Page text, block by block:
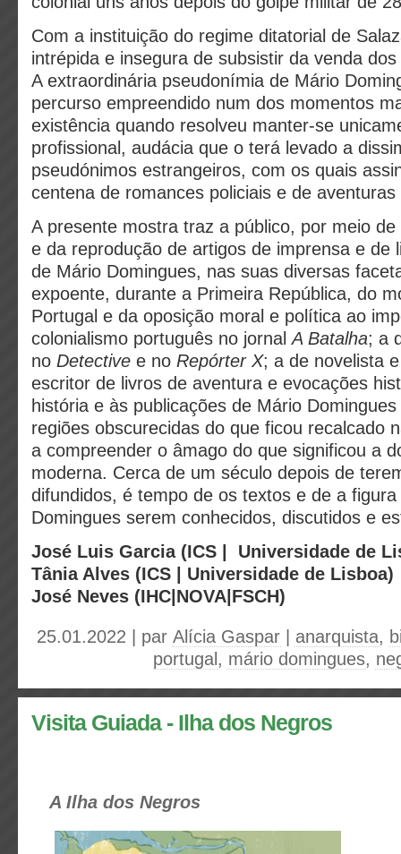
Com a instituição do regime ditatorial de
intrépida e insegura de subsistir da venda
A extraordinária pseudonímia de Mário
percurso empreendido num dos momentos
existência quando resolveu manter-se
profissional, audácia que o terá levado a
pseudónimos estrangeiros, com os quais
centena de romances policiais e de
A presente mostra traz a público, por meio
e da reprodução de artigos de imprensa e de
de Mário Domingues, nas suas diversas
expoente, durante a Primeira República, do
Portugal e da oposição moral e política ao
colonialismo português no jornalA Batalha; a
no Detective e no Repórter X; a de novelista
escritor de livros de aventura e evocações
história e às publicações de Mário
regiões obscurecidas do que ficou recalcado
a compreender o âmago do que significou a
moderna. Cerca de um século depois de
difundidos, é tempo de os textos e de a
Domingues serem conhecidos, discutidos e
José Luis Garcia (ICS | Universidade de
Tânia Alves (ICS | Universidade de Lisboa)
José Neves (IHC|NOVA|FSCH)
25.01.2022 | par Alícia Gaspar anarquista,
portugal , mário domingues,
Visita Guiada - Ilha dos Negros
A Ilha dos Negros